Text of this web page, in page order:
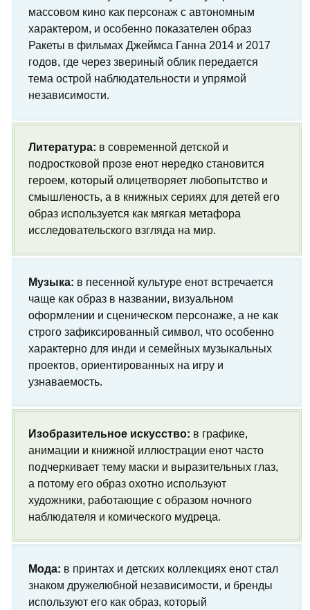
массовом кино как персонаж с автономным
характером, и особенно показателен образ
Ракеты в фильмах Джеймса Ганна 2014 и 2017
годов, где через звериный облик передается
тема острой наблюдательности и упрямой
независимости.
Литература: в современной детской и
подростковой прозе енот нередко становится
героем, который олицетворяет любопытство и
смышленость, а в книжных сериях для детей его
образ используется как мягкая метафора
исследовательского взгляда на мир.
Музыка: в песенной культуре енот встречается
чаще как образ в названии, визуальном
оформлении и сценическом персонаже, а не как
строго зафиксированный символ, что особенно
характерно для инди и семейных музыкальных
проектов, ориентированных на игру и
узнаваемость.
Изобразительное искусство: в графике,
анимации и книжной иллюстрации енот часто
подчеркивает тему маски и выразительных глаз,
а потому его образ охотно используют
художники, работающие с образом ночного
наблюдателя и комического мудреца.
Мода: в принтах и детских коллекциях енот стал
знаком дружелюбной независимости, и бренды
используют его как образ, который